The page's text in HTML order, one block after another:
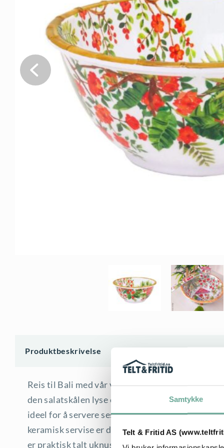
Samtykke
Telt & Fritid AS
Produktbeskrivelse
Reis til Bali med vår vakre Bali servise i
den salatskålen lyse opp bordene dine til glede
ideel for å servere sesongens salater med Bali
keramisk servise er denne salatbolle på 25cm,
er praktisk talt uknuselig og holdbar. Denne